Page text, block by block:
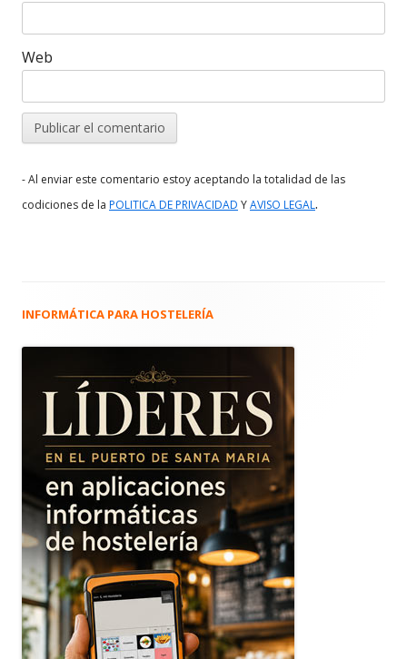
Web
- Al enviar este comentario estoy aceptando la totalidad de las
codiciones de la POLITICA DE PRIVACIDAD YAVISO LEGAL.
Barra
principal
INFORMÁTICA PARA HOSTELERÍA